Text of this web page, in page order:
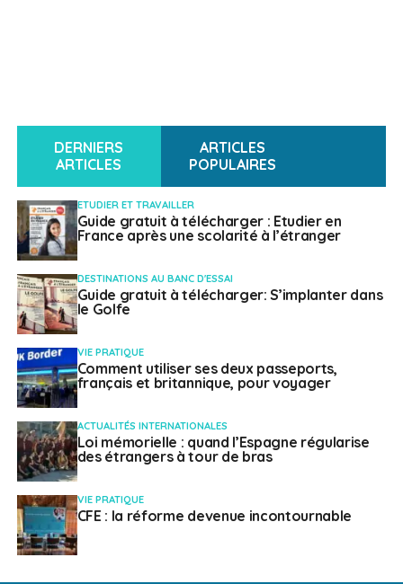
DERNIERS
ARTICLES
ARTICLES
POPULAIRES
ETUDIER ET TRAVAILLER
Guide gratuit à télécharger : Etudier en
France après une scolarité à l’étranger
DESTINATIONS AU BANC D'ESSAI
Guide gratuit à télécharger: S’implanter dans
le Golfe
VIE PRATIQUE
Comment utiliser ses deux passeports,
français et britannique, pour voyager
ACTUALITÉS INTERNATIONALES
Loi mémorielle : quand l’Espagne régularise
des étrangers à tour de bras
VIE PRATIQUE
CFE : la réforme devenue incontournable